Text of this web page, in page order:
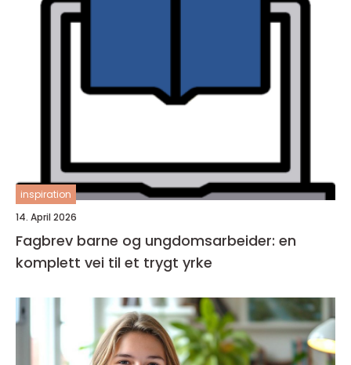
inspiration
14. April 2026
Fagbrev barne og ungdomsarbeider: en
komplett vei til et trygt yrke